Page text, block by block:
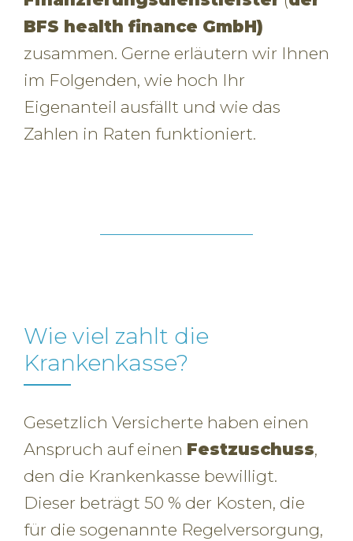
BFS health finance GmbH)
zusammen. Gerne erläutern wir Ihnen
im Folgenden, wie hoch Ihr
Eigenanteil ausfällt und wie das
Zahlen in Raten funktioniert.
Wie viel zahlt die
Krankenkasse?
Gesetzlich Versicherte haben einen
Anspruch auf einen Festzuschuss,
den die Krankenkasse bewilligt.
Dieser beträgt 50 % der Kosten, die
für die sogenannte Regelversorgung,